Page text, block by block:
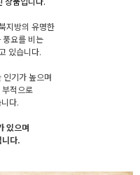
지방의 유명한
풍요를 비는
있습니다.
인기가 높으며
적으로
다.
있으며
니다.